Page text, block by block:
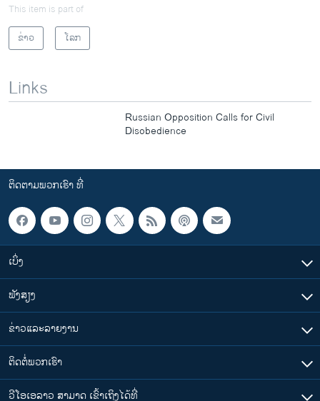
This item is part of
ຂ່າວ
ໂລກ
Links
Russian Opposition Calls for Civil
Disobedience
ຕິດຕາມພວກເຮົາ ທີ່
ເບິ່ງ
ຟັງສຽງ
ຂ່າວແລະລາຍງານ
ຕິດຕໍ່ພວກເຮົາ
ວີໂອເອລາວ ສາມາດ ເຂົ້າເຖິງໄດ້ທີ່